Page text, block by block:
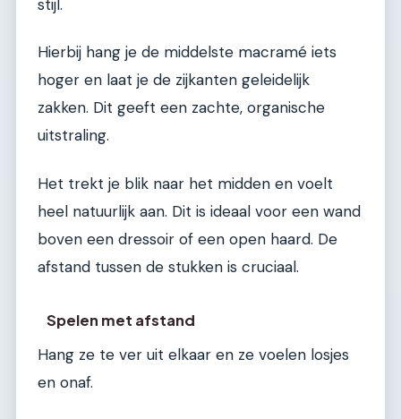
stijl.
Hierbij hang je de middelste macramé iets
hoger en laat je de zijkanten geleidelijk
zakken. Dit geeft een zachte, organische
uitstraling.
Het trekt je blik naar het midden en voelt
heel natuurlijk aan. Dit is ideaal voor een wand
boven een dressoir of een open haard. De
afstand tussen de stukken is cruciaal.
Spelen met afstand
Hang ze te ver uit elkaar en ze voelen losjes
en onaf.